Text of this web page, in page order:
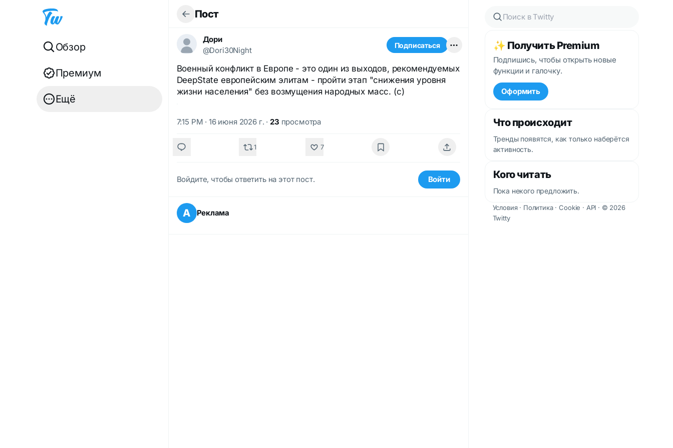
Обзор
Премиум
Ещё
Пост
Дори
@Dori30Night
Подписаться
Военный конфликт в Европе - это один из выходов, рекомендуемых
DeepState европейским элитам - пройти этап "снижения уровня
жизни населения" без возмущения народных масс. (с)
7:15 PM · 16 июня 2026 г. · 23 просмотра
1 7
Войдите, чтобы ответить на этот пост. Войти
А Реклама
✨ Получить Premium
Подпишись, чтобы открыть новые
функции и галочку.
Оформить
Что происходит
Тренды появятся, как только наберётся
активность.
Кого читать
Пока некого предложить.
Условия· Политика·Cookie · API · © 2026
Twitty